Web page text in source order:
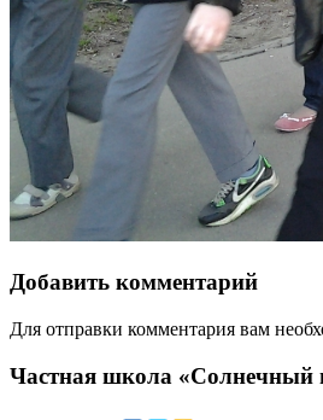
Добавить комментарий
Для отправки комментария вам
Частная школа «Солнечный